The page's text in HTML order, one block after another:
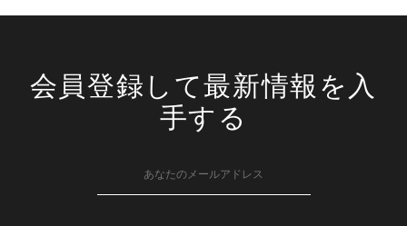
会員登録して最新情報を入
手する